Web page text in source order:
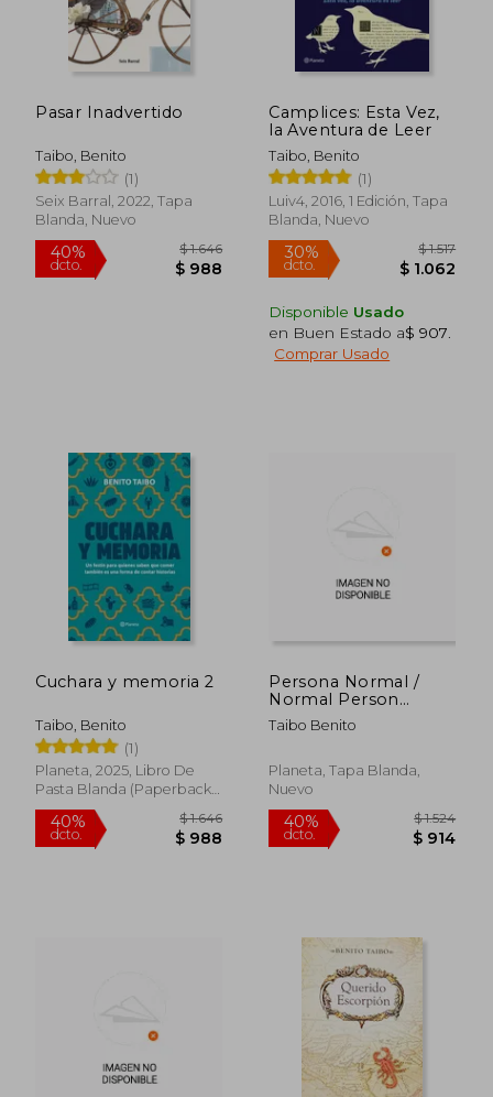
dcto. dcto.
40%
dcto. dcto.
Pasar Inadvertido
Taibo, Benito
(1)
Seix Barral, 2022, Tapa
Blanda, Nuevo
Camplices: Esta Vez,
la Aventura de Leer
Taibo, Benito
(1)
Luiv4, 2016, 1 Edición, Tapa
Blanda, Nuevo
Disponible Usado
en Buen Estado a$ 907
Comprar Usado
Cuchara y memoria 2
Taibo, Benito
(1)
Planeta, 2025, Libro De
Pasta Blanda (paperback),
Nuevo
Persona Normal /
Normal Person
(Spanish Edition)
[Soft Cover ]
Taibo Benito
Planeta, Tapa Blanda,
Nuevo